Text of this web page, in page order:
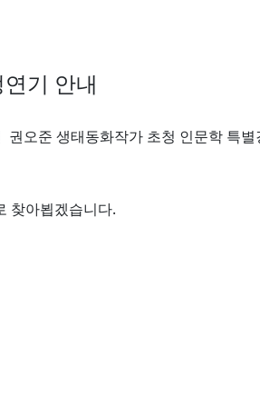
기 안내
오준 생태동화작가 초청 인문학 특별
찾아뵙겠습니다.